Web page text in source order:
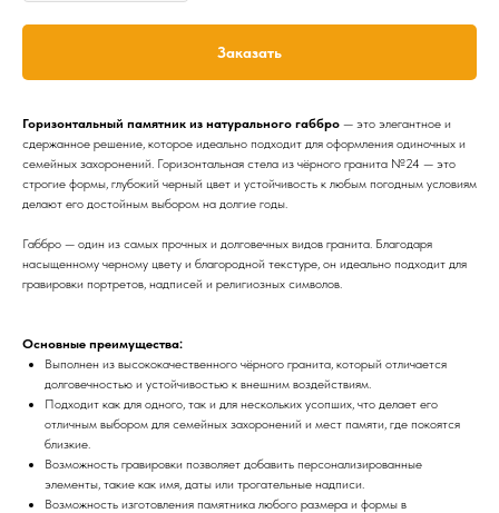
Заказать
Горизонтальный памятник из натурального габбро — это элегантное и
сдержанное решение, которое идеально подходит для оформления одиночных и
семейных захоронений. Горизонтальная стела из чёрного гранита №24 — это
строгие формы, глубокий черный цвет и устойчивость к любым погодным условиям
делают его достойным выбором на долгие годы.
Габбро — один из самых прочных и долговечных видов гранита. Благодаря
насыщенному черному цвету и благородной текстуре, он идеально подходит для
гравировки портретов, надписей и религиозных символов.
Основные преимущества:
Выполнен из высококачественного чёрного гранита, который отличается
долговечностью и устойчивостью к внешним воздействиям.
Подходит как для одного, так и для нескольких усопших, что делает его
отличным выбором для семейных захоронений и мест памяти, где покоятся
близкие.
Возможность гравировки позволяет добавить персонализированные
элементы, такие как имя, даты или трогательные надписи.
Возможность изготовления памятника любого размера и формы в